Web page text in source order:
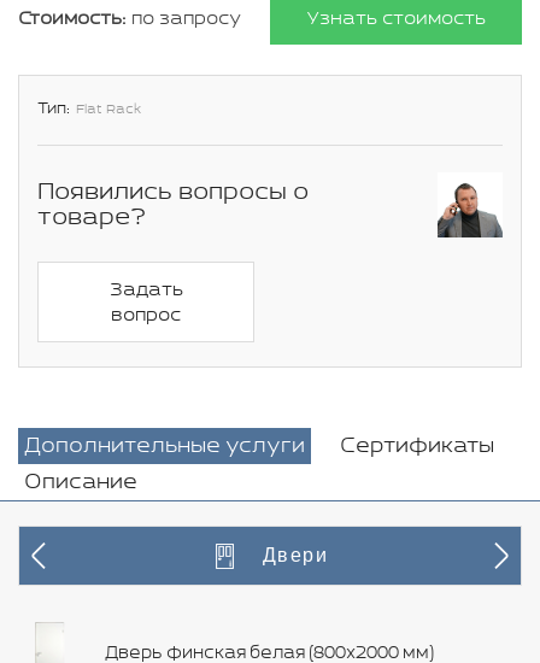
Стоимость: по запросу Узнать стоимость
Тип: Flat Rack
Появились вопросы о
товаре?
Задать
вопрос
Дополнительные услуги
Сертификаты
Описание
Двери
Дверь финская белая (800х2000 мм)